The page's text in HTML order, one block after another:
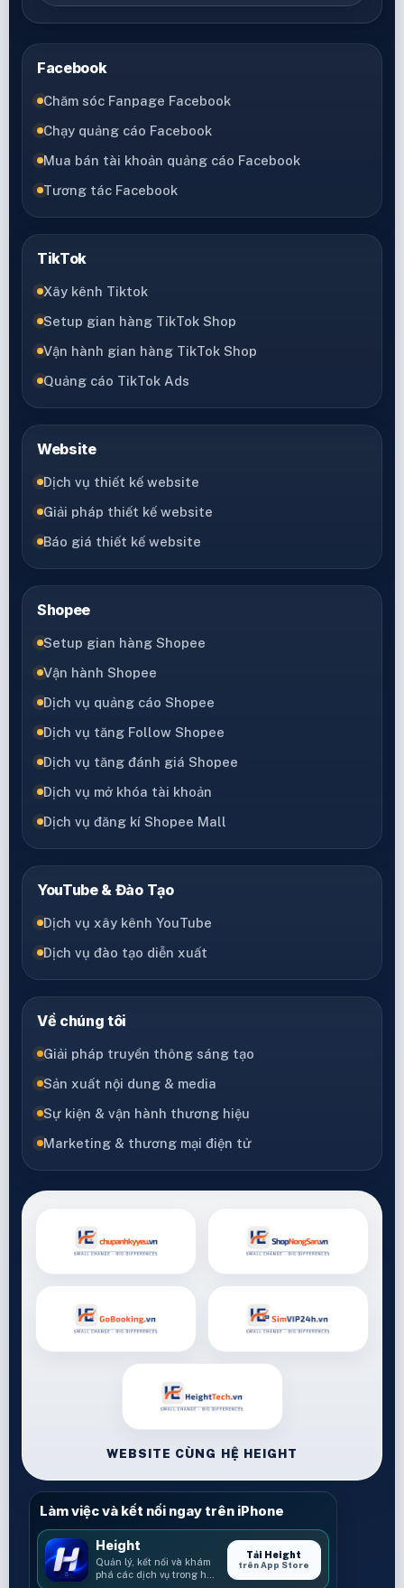
Facebook
Chăm sóc Fanpage Facebook
Chạy quảng cáo Facebook
Mua bán tài khoản quảng cáo Facebook
Tương tác Facebook
TikTok
Xây kênh Tiktok
Setup gian hàng TikTok Shop
Vận hành gian hàng TikTok Shop
Quảng cáo TikTok Ads
Website
Dịch vụ thiết kế website
Giải pháp thiết kế website
Báo giá thiết kế website
Shopee
Setup gian hàng Shopee
Vận hành Shopee
Dịch vụ quảng cáo Shopee
Dịch vụ tăng Follow Shopee
Dịch vụ tăng đánh giá Shopee
Dịch vụ mở khóa tài khoản
Dịch vụ đăng kí Shopee Mall
YouTube & Đào Tạo
Dịch vụ xây kênh YouTube
Dịch vụ đào tạo diễn xuất
Về chúng tôi
Giải pháp truyền thông sáng tạo
Sản xuất nội dung & media
Sự kiện & vận hành thương hiệu
Marketing & thương mại điện tử
WEBSITE CÙNG HỆ HEIGHT
Làm việc và kết nối ngay trên iPhone
Height
Quản lý, kết nối và khám
phá các dịch vụ trong hệ
Tải Height
trên App Store